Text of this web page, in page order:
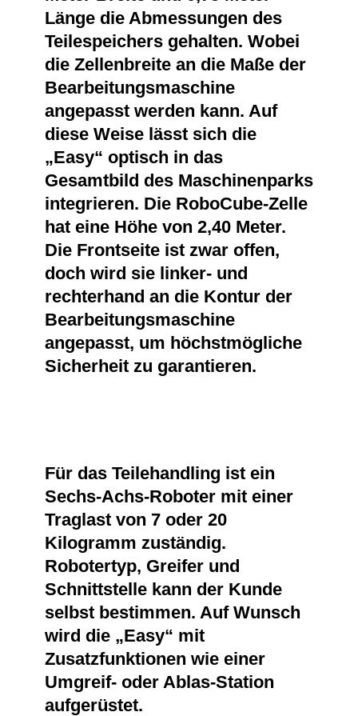
Länge die Abmessungen des
Teilespeichers gehalten. Wobei
die Zellenbreite an die Maße der
Bearbeitungsmaschine
angepasst werden kann. Auf
diese Weise lässt sich die
„Easy“ optisch in das
Gesamtbild des Maschinenparks
integrieren. Die RoboCube-Zelle
hat eine Höhe von 2,40 Meter.
Die Frontseite ist zwar offen,
doch wird sie linker- und
rechterhand an die Kontur der
Bearbeitungsmaschine
angepasst, um höchstmögliche
Sicherheit zu garantieren.
Für das Teilehandling ist ein
Sechs-Achs-Roboter mit einer
Traglast von 7 oder 20
Kilogramm zuständig.
Robotertyp, Greifer und
Schnittstelle kann der Kunde
selbst bestimmen. Auf Wunsch
wird die „Easy“ mit
Zusatzfunktionen wie einer
Umgreif- oder Ablas-Station
aufgerüstet.